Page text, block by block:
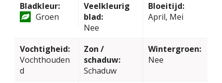
Bladkleur:
Groen
Veelkleurig
blad:
Nee
Bloeitijd:
April, Mei
Vochtigheid:
Vochthouden
d
Zon /
schaduw:
Schaduw
Wintergroen:
Nee